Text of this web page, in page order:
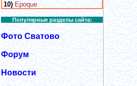
10) Epoque
Популярные разделы сайта:
Фото Сватово
Форум
Новости